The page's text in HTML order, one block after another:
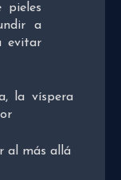
pieles
a
evitar
la víspera
al más allá